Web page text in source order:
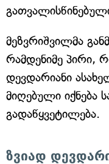
მეზვრიშვილმა
რამდენიმე პირი,
დევდარიანი
მიღებული იქნება
გადაწყვეტილება.
ზვიად